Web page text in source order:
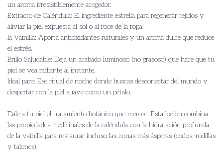
un aroma irresistiblemente acogedor.
​Extracto de Caléndula: El ingrediente estrella para regenerar tejidos y
aliviar la piel expuesta al sol o al roce de la ropa.
​la Vainilla: Aporta antioxidantes naturales y un aroma dulce que reduce
el estrés.
​Brillo Saludable: Deja un acabado luminoso (no grasoso) que hace que tu
piel se vea radiante al instante.
​Ideal para: Ese ritual de noche donde buscas desconectar del mundo y
despertar con la piel suave como un pétalo.
​Dale a tu piel el tratamiento botánico que merece. Esta loción combina
las propiedades medicinales de la caléndula con la hidratación profunda
de la vainilla para restaurar incluso las zonas más ásperas (codos, rodillas
y talones).